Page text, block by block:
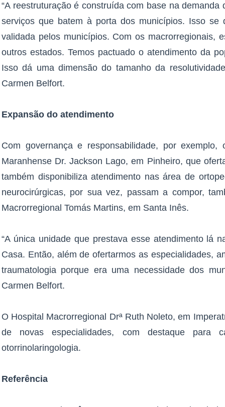
“A reestruturação é construída com base na
serviços que batem à porta dos municípios. Isso
validada pelos municípios. Com os macrorregionais,
outros estados. Temos pactuado o atendimento da
Isso dá uma dimensão do tamanho da
Carmen Belfort.
Expansão do atendimento
Com governança e responsabilidade, por
Maranhense Dr. Jackson Lago, em Pinheiro, que
também disponibiliza atendimento nas área de
neurocirúrgicas, por sua vez, passam a compor,
Macrorregional Tomás Martins, em Santa Inês.
“A única unidade que prestava esse atendimento lá
Casa. Então, além de ofertarmos as especialidades,
traumatologia porque era uma necessidade dos
Carmen Belfort.
O Hospital Macrorregional Drª Ruth Noleto, em
de novas especialidades, com destaque para
otorrinolaringologia.
Referência